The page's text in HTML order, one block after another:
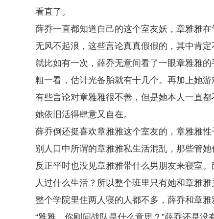
看直了。
薛乔一直都知道自己的这个室友妖，章雅雅
无风不起浪，这些言论真真假假的，其中肯定
就比如有一次，薛乔无意间看了一眼章雅雅
粗一看，估计光备胎就有十几个。再加上她
有些言论对章雅雅很不善，但是她本人一直
她依旧活得肆意又自在。
薛乔倒还挺喜欢章雅雅这个室友的，章雅雅
别人口中所谓的章雅雅私生活混乱，那些管她
反正平时也没见章雅雅带什么男朋友来寝室
人过什么生活？所以整个班里只有她和章雅雅
整个学院里住两人寝的人都不多，薛乔和章雅
“雅雅，你刚问战队是什么意思？”薛乔还是